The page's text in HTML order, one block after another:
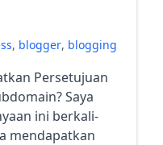
, blogger, blogging
Persetujuan
Saya
ini berkali-
mendapatkan